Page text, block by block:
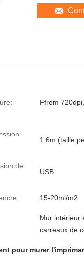
Ffrom
1.6m (taille
de
USB
15-20ml/m2
Mur intérieur
carreaux de
pour murer